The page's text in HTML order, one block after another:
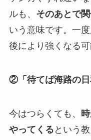
ルも、 そのあとで
いう意味です。一
後により強くなる
②「待てば海路の日
今はつらくても、
やってくる という